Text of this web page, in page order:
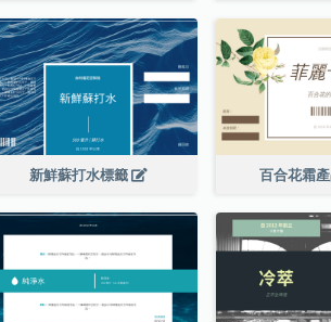
新鮮蘇打水標籤 百合花霜